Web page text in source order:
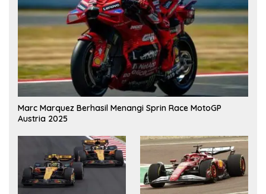
Marc Marquez Berhasil Menangi Sprin Race MotoGP
Austria 2025